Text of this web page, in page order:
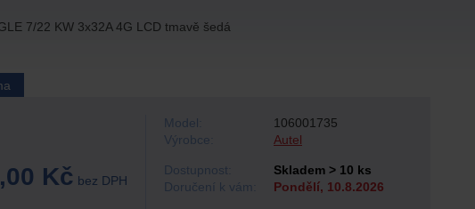
7/22 KW 3x32A 4G LCD tmavě šedá
Kč bez DPH
Dostupnost:
Skladem > 10 ks
Doručení k vám:
Pondělí, 10.8.2026
Výrobce: Autel
Model: 106001735